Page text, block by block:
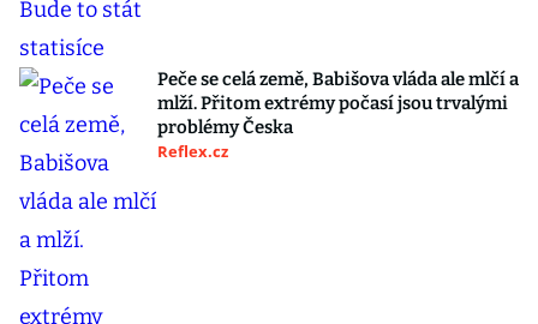
Peče se celá země, Babišova vláda ale mlčí a
mlží. Přitom extrémy počasí jsou trvalými
problémy Česka
Reflex.cz